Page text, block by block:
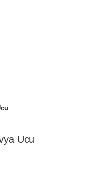
Ucu